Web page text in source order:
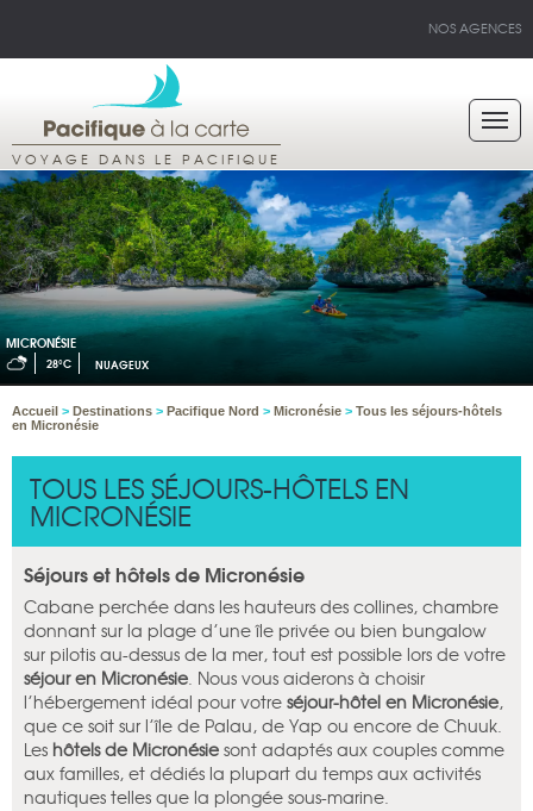
NOS AGENCES
VOYAGE DANS LE PACIFIQUE
MICRONÉSIE
28°C NUAGEUX
Accueil > Destinations > Pacifique Nord > Micronésie > Tous les séjours-hôtels
en Micronésie
TOUS LES SÉJOURS-HÔTELS EN
MICRONÉSIE
Séjours et hôtels de Micronésie
Cabane perchée dans les hauteurs des collines, chambre
donnant sur la plage d’une île privée ou bien bungalow
sur pilotis au-dessus de la mer, tout est possible lors de votre
séjour en Micronésie. Nous vous aiderons à choisir
l’hébergement idéal pour votre séjour-hôtel en Micronésie,
que ce soit sur l’île de Palau, de Yap ou encore de Chuuk.
Les hôtels de Micronésie sont adaptés aux couples comme
aux familles, et dédiés la plupart du temps aux activités
nautiques telles que la plongée sous-marine.